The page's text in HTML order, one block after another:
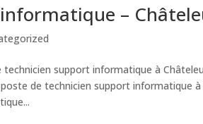
–
support informatique à
de technicien support informatique à